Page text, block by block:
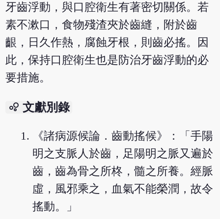
牙齒浮動，與口腔衛生有著密切關係。若
素不漱口，食物殘渣夾於齒縫，附於齒
齦，日久作熱，腐蝕牙根，則齒必搖。因
此，保持口腔衛生也是防治牙齒浮動的必
要措施。
bubble_chart 文獻別錄
《諸病源候論．齒動搖候》：「手陽
明之支脈人於齒，足陽明之脈又遍於
齒，齒為骨之所柊，髓之所養。經脈
虛，風邪乘之，血氣不能榮潤，故令
搖動。」